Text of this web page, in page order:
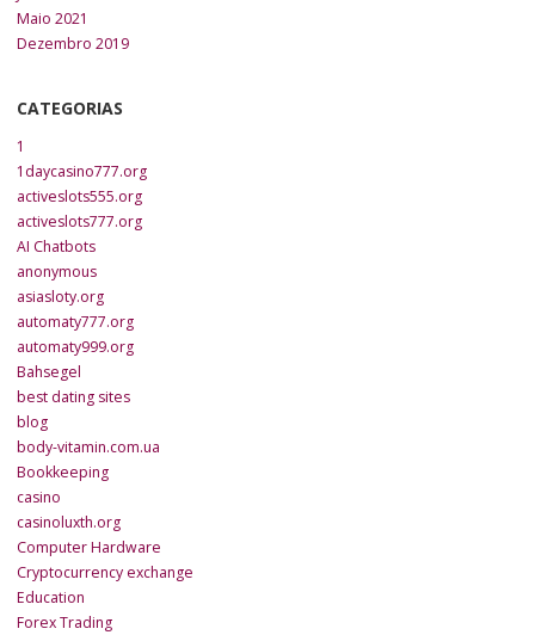
Maio 2021
Dezembro 2019
CATEGORIAS
1
1daycasino777.org
activeslots555.org
activeslots777.org
AI Chatbots
anonymous
asiasloty.org
automaty777.org
automaty999.org
Bahsegel
best dating sites
blog
body-vitamin.com.ua
Bookkeeping
casino
casinoluxth.org
Computer Hardware
Cryptocurrency exchange
Education
Forex Trading